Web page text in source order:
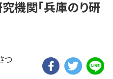
機関「兵庫のり研
つ